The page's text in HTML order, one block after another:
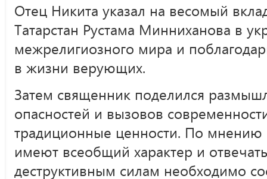
Отец Никита указал на весомый
Татарстан Рустама Минниханова в
межрелигиозного мира и
в жизни верующих.
Затем священник поделился
опасностей и вызовов
традиционные ценности. По мнению
имеют всеобщий характер и
деструктивным силам необходимо